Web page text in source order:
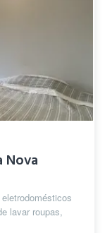
Nova
lavar roupas,